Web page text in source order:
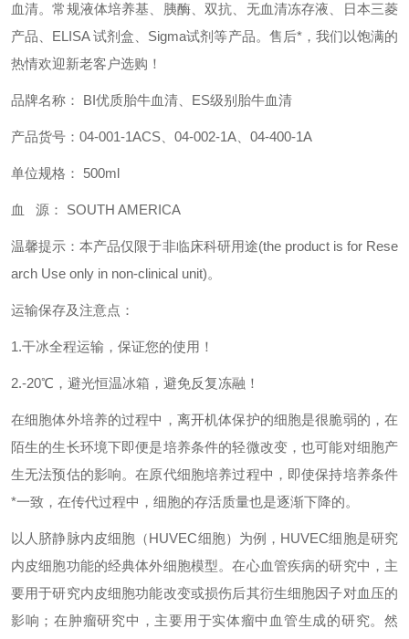
血清。常规液体培养基、胰酶、双抗、无血清冻存液、日本三菱
产品、ELISA 试剂盒、Sigma试剂等产品。售后*，我们以饱满的
热情欢迎新老客户选购！
品牌名称： BI优质胎牛血清、ES级别胎牛血清
产品货号：04-001-1ACS、04-002-1A、04-400-1A
单位规格： 500ml
血 源： SOUTH AMERICA
温馨提示：本产品仅限于非临床科研用途(the product is for Rese
arch Use only in non-clinical unit)。
运输保存及注意点：
1.干冰全程运输，保证您的使用！
2.-20℃，避光恒温冰箱，避免反复冻融！
在细胞体外培养的过程中，离开机体保护的细胞是很脆弱的，在
陌生的生长环境下即便是培养条件的轻微改变，也可能对细胞产
生无法预估的影响。在原代细胞培养过程中，即使保持培养条件
*一致，在传代过程中，细胞的存活质量也是逐渐下降的。
以人脐静脉内皮细胞（HUVEC细胞）为例，HUVEC细胞是研究
内皮细胞功能的经典体外细胞模型。在心血管疾病的研究中，主
要用于研究内皮细胞功能改变或损伤后其衍生细胞因子对血压的
影响；在肿瘤研究中，主要用于实体瘤中血管生成的研究。然